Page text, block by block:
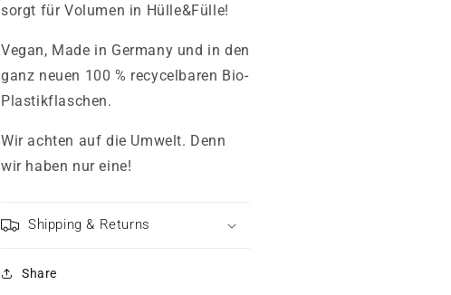
sorgt für Volumen in Hülle&Fülle!
Vegan, Made in Germany und in den
ganz neuen 100 % recycelbaren Bio-
Plastikflaschen.
Wir achten auf die Umwelt. Denn
wir haben nur eine!
Shipping & Returns
Share